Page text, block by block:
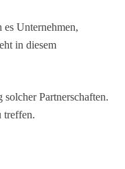
Unternehmen,
in diesem
Partnerschaften.
treffen.